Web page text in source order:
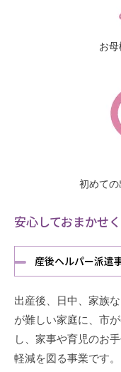
お
初めて
安心しておまかせ
産後ヘルパー派遣
出産後、日中、家族
が難しい家庭に、市
し、家事や育児のお
軽減を図る事業です。